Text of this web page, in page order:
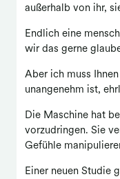
außerhalb von ihr,
Endlich eine
wir das gerne
Aber ich muss
unangenehm ist,
Die Maschine hat
vorzudringen. Sie
Gefühle
Einer neuen Studie